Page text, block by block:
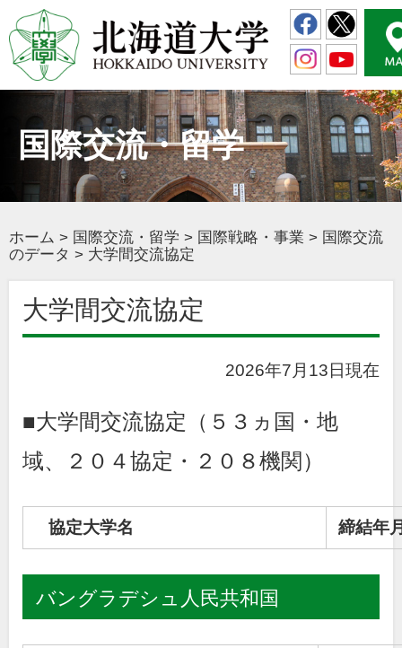
国際交流・留学
ホーム > 国際交流・留学 > 国際戦略・事業 > 国際交流
のデータ > 大学間交流協定
大学間交流協定
2026年7月13日現在
■大学間交流協定（５３ ヵ国・地
域、２０４協定・２０８機関）
協定大学名 締結年
バングラデシュ人民共和国